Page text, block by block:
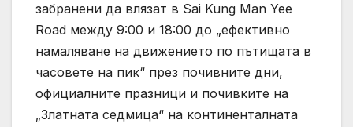
забранени да влязат в Sai Kung Man Yee
Road между 9:00 и 18:00 до „ефективно
намаляване на движението по пътищата в
часовете на пик“ през почивните дни,
официалните празници и почивките на
„Златната седмица“ на континенталната